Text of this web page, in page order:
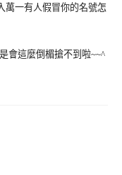
萬一有人假冒你的名號怎
會這麼倒楣搶不到啦~~^